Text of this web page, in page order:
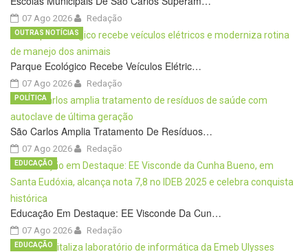
07 Ago 2026 Redação
Parque Ecológico Recebe Veículos Elétric…
07 Ago 2026
OUTRAS NOTÍCIAS
Redação
São Carlos Amplia Tratamento De Resíduos…
07 Ago 2026
POLÍTICA
Redação
Educação Em Destaque: EE Visconde Da Cun…
07 Ago 2026
EDUCAÇÃO
Redação
EDUCAÇÃO